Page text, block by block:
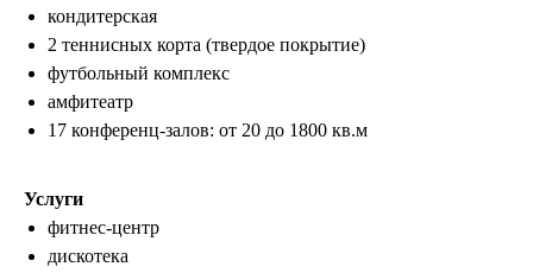
кондитерская
2 теннисных корта (твердое покрытие)
футбольный комплекс
амфитеатр
17 конференц-залов: от 20 до 1800 кв.м
Услуги
фитнес-центр
дискотека